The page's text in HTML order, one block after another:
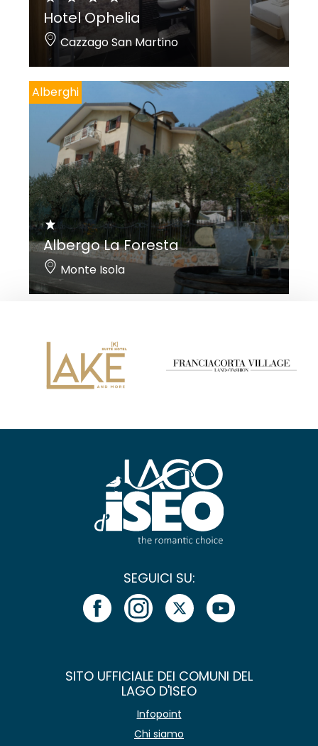
Hotel Ophelia
Cazzago San Martino
Alberghi
Albergo La Foresta
Monte Isola
SEGUICI SU:
SITO UFFICIALE DEI COMUNI DEL
LAGO D'ISEO
Infopoint
Chi siamo